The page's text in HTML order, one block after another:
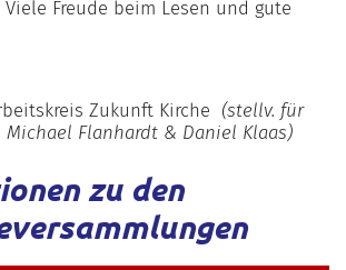
Freude beim Lesen und gute
Zukunft Kirche (stellv. für
Flanhardt & Daniel Klaas)
zu den